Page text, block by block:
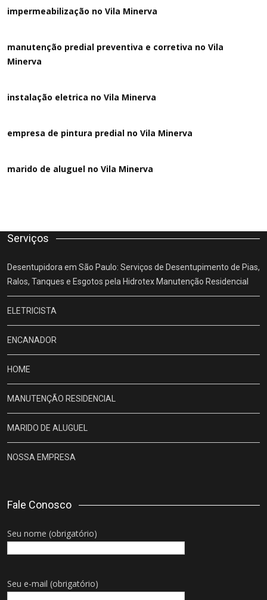
impermeabilização no Vila Minerva
manutenção predial preventiva e corretiva no Vila
Minerva
instalação eletrica no Vila Minerva
empresa de pintura predial no Vila Minerva
marido de aluguel no Vila Minerva
Serviços
Desentupidora em São Paulo: Serviços de Desentupimento de Pias,
Ralos, Tanques e Esgotos pela Hidrotex Manutenção Residencial
ELETRICISTA
ENCANADOR
HOME
MANUTENÇÃO RESIDENCIAL
MARIDO DE ALUGUEL
NOSSA EMPRESA
Fale Conosco
Seu nome (obrigatório)
Seu e-mail (obrigatório)